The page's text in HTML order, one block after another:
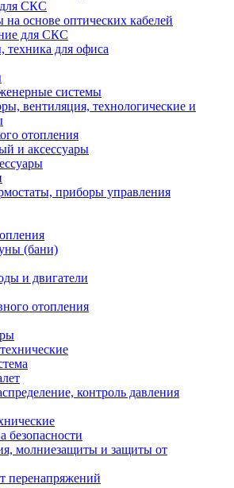
СКС
основе оптических кабелей
для СКС
техника для офиса
системы
вентиляция, технологические и
отопления
и аксессуары
приборы управления
(бани)
и двигатели
отопления
контроль давления
безопасности
молниезащиты и защиты от
перенапряжений